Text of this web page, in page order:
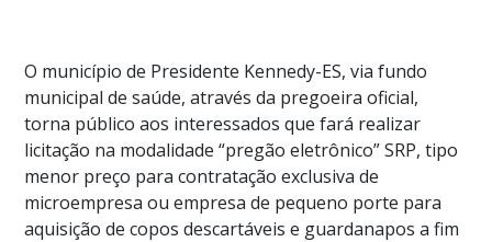
O município de Presidente Kennedy-ES, via fundo
municipal de saúde, através da pregoeira oficial,
torna público aos interessados que fará realizar
licitação na modalidade “pregão eletrônico” SRP, tipo
menor preço para contratação exclusiva de
microempresa ou empresa de pequeno porte para
aquisição de copos descartáveis e guardanapos a fim